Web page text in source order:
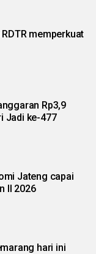
memperkuat
Rp3,9
Jadi ke-477
Jateng capai
II 2026
hari ini